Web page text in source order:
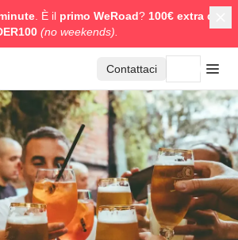
. È il primo WeRoad? 100€ extra di
(no weekends).
Contattaci